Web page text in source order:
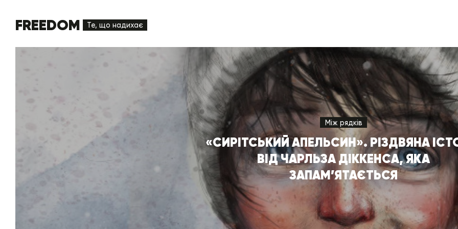
FREEDOM Те, що надихає
Між рядків
«СИРІТСЬКИЙ АПЕЛЬСИН». РІЗДВЯНА
ВІД ЧАРЛЬЗА ДІККЕНСА, ЯКА
ЗАПАМ’ЯТАЄТЬСЯ